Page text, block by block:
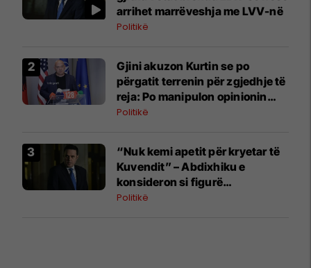
arrihet marrëveshja me LVV-në
Politikë
Gjini akuzon Kurtin se po
përgatit terrenin për zgjedhje të
reja: Po manipulon opinionin
publik
Politikë
“Nuk kemi apetit për kryetar të
Kuvendit” – Abdixhiku e
konsideron si figurë
ceremoniale
Politikë